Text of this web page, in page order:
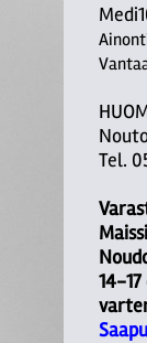
Tel.
14-